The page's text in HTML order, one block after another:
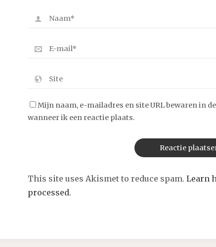
Mijn naam, e-mailadres en site URL bewaren in
wanneer ik een reactie plaats.
This site uses Akismet to reduce spam. Learn
processed.